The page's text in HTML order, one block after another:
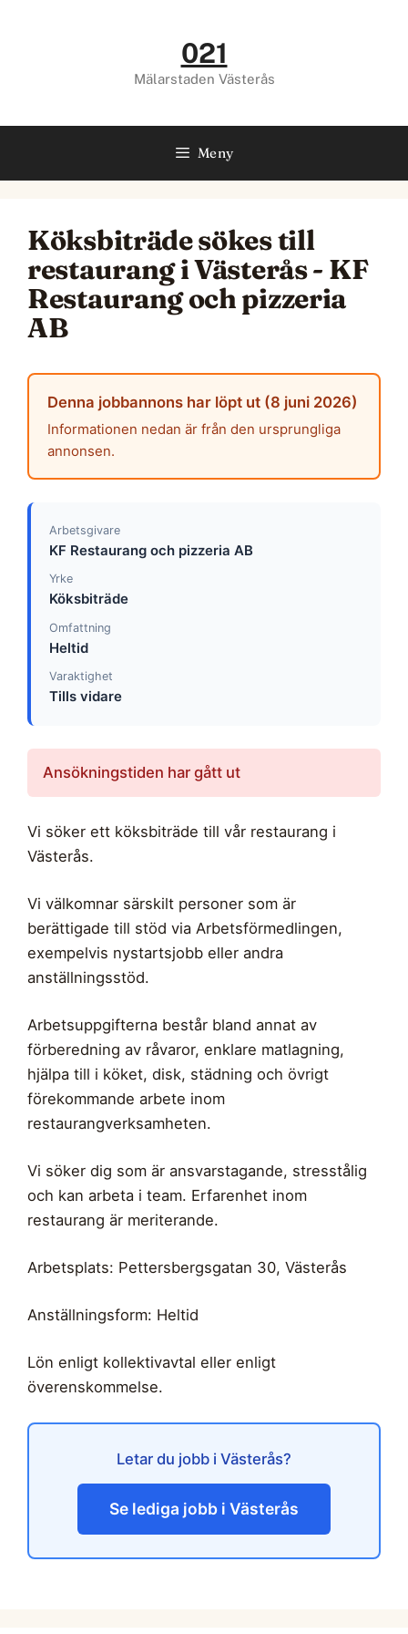
021
Mälarstaden Västerås
Meny
Köksbiträde sökes till
restaurang i Västerås - KF
Restaurang och pizzeria
AB
Denna jobbannons har löpt ut (8 juni 2026)
Informationen nedan är från den ursprungliga
annonsen.
Arbetsgivare
KF Restaurang och pizzeria AB
Yrke
Köksbiträde
Omfattning
Heltid
Varaktighet
Tills vidare
Ansökningstiden har gått ut
Vi söker ett köksbiträde till vår restaurang i
Västerås.
Vi välkomnar särskilt personer som är
berättigade till stöd via Arbetsförmedlingen,
exempelvis nystartsjobb eller andra
anställningsstöd.
Arbetsuppgifterna består bland annat av
förberedning av råvaror, enklare matlagning,
hjälpa till i köket, disk, städning och övrigt
förekommande arbete inom
restaurangverksamheten.
Vi söker dig som är ansvarstagande, stresstålig
och kan arbeta i team. Erfarenhet inom
restaurang är meriterande.
Arbetsplats: Pettersbergsgatan 30, Västerås
Anställningsform: Heltid
Lön enligt kollektivavtal eller enligt
överenskommelse.
Letar du jobb i Västerås?
Se lediga jobb i Västerås